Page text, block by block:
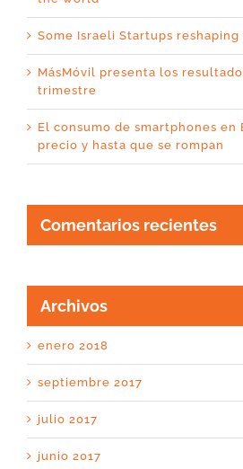
Some Israeli Startups
MásMóvil presenta los
trimestre
El consumo de smartphones en
precio y hasta que se rompan
Comentarios recientes
Archivos
enero 2018
septiembre 2017
julio 2017
junio 2017